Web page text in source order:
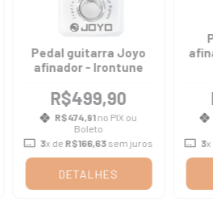
Pedal guitarra Joyo
afinador - Irontune
R$499,90
R$474,91no PIX ou
Boleto
3x de R$166,63sem juros
DETALHES
3x